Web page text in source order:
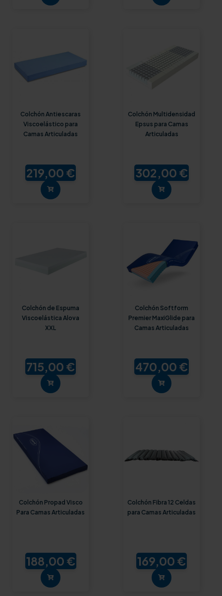
Colchón Antiescaras
Viscoelástico para
Camas Articuladas
219,00 €
Colchón Multidensidad
Epsus para Camas
Articuladas
302,00 €
Colchón de Espuma
Viscoelástica Alova
XXL
715,00 €
Colchón Softform
Premier MaxiGlide para
Camas Articuladas
470,00 €
Colchón Propad Visco
Para Camas Articuladas
188,00 €
Colchón Fibra 12 Celdas
para Camas Articuladas
169,00 €